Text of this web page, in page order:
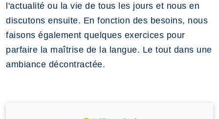
l'actualité ou la vie de tous les jours et nous en
discutons ensuite. En fonction des besoins, nous
faisons également quelques exercices pour
parfaire la maîtrise de la langue. Le tout dans une
ambiance décontractée.